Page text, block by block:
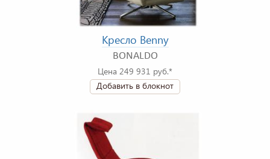
Кресло Benny
BONALDO
Цена 249 931 руб.*
Добавить в блокнот